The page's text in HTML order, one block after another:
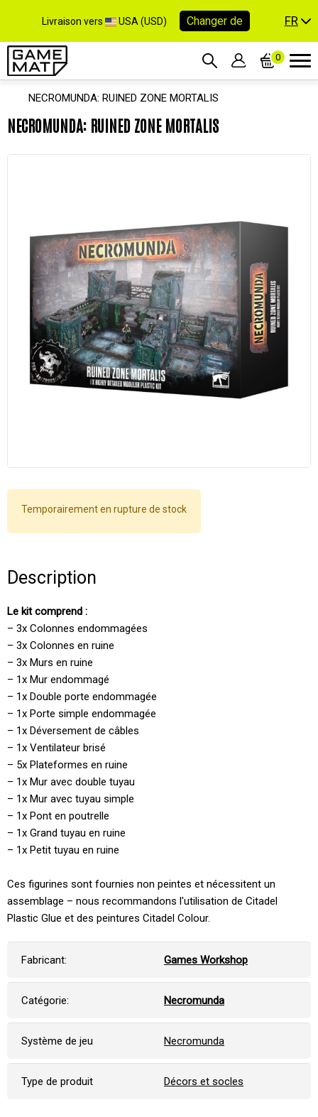
Livraison vers USA (USD) Changer de FR
0
NECROMUNDA: RUINED ZONE MORTALIS
NECROMUNDA: RUINED ZONE MORTALIS
Temporairement en rupture de stock
Description
Le kit comprend :
– 3x Colonnes endommagées
– 3x Colonnes en ruine
– 3x Murs en ruine
– 1x Mur endommagé
– 1x Double porte endommagée
– 1x Porte simple endommagée
– 1x Déversement de câbles
– 1x Ventilateur brisé
– 5x Plateformes en ruine
– 1x Mur avec double tuyau
– 1x Mur avec tuyau simple
– 1x Pont en poutrelle
– 1x Grand tuyau en ruine
– 1x Petit tuyau en ruine
Ces figurines sont fournies non peintes et nécessitent un
assemblage – nous recommandons l'utilisation de Citadel
Plastic Glue et des peintures Citadel Colour.
Fabricant: Games Workshop
Catégorie: Necromunda
Système de jeu Necromunda
Type de produit Décors et socles